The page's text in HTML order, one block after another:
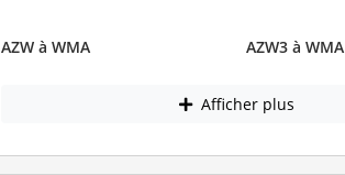
AZW à WMA AZW3 à WMA
Afficher plus